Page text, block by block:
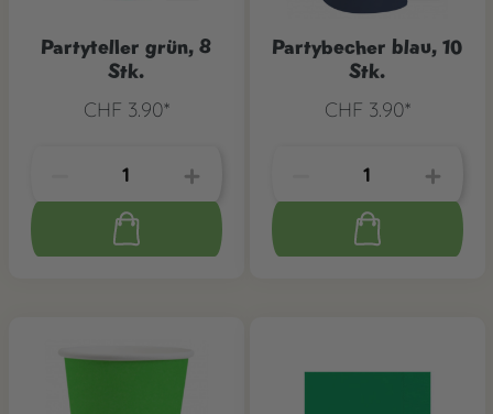
Partyteller grün, 8
Stk.
CHF 3.90*
Partybecher blau, 10
Stk.
CHF 3.90*